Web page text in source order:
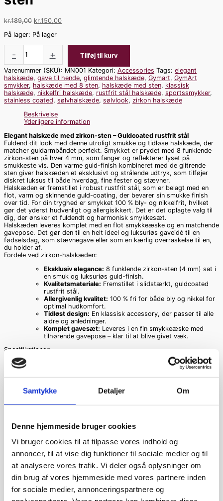
Samtykke Detaljer Om
Denne hjemmeside bruger cookies
Vi bruger cookies til at tilpasse vores indhold og
annoncer, til at vise dig funktioner til sociale medier og til
at analysere vores trafik. Vi deler også oplysninger om
din brug af vores hjemmeside med vores partnere inden
for sociale medier, annonceringspartnere og
kr.189,00 kr.150,00
På lager: På lager
- +
Tilføj til kurv
Varenummer (SKU): MN001 Kategori: Accessories Tags: elegant
halskæde, gave til hende, glimtende halskæde, Gymart, GymArt
smykker, halskæde med 8 sten, halskæde med sten, klassisk
halskæde, nikkelfri halskæde, rustfrit stål halskæde, sportssmykker,
stainless coated, sølvhalskæde, sølvlook, zirkon halskæde
Beskrivelse
Yderligere information
Elegant halskæde med zirkon-sten – Guldcoated rustfrit stål
Fuldend dit look med denne utroligt smukke og tidløse halskæde, der
matcher guldarmbåndet perfekt. Smykket er prydet med 8 funklende
zirkon-sten på hver 4 mm, som fanger og reflekterer lyset på
smukkeste vis. Den varme guld-finish kombineret med de glitrende
sten giver halskæden et eksklusivt og strålende udtryk, som tilføjer
diskret luksus til både hverdag, fine fester og stævner.
Halskæden er fremstillet i robust rustfrit stål, som er belagt med en
flot, varm og skinnende guld-coating, der bevarer sin smukke finish
over tid. For din tryghed er smykket 100 % bly- og nikkelfrit, hvilket
gør det yderst hudvenligt og allergisikkert. Det er det oplagte valg til
dig, der ønsker et fuldendt og harmonisk smykkesæt.
Halskæden leveres komplet med en flot smykkeæske og en matchende
gavepose. Det gør den til en helt ideel og luksuriøs gaveidé til en
fødselsdag, som stævnegave eller som en kærlig overraskelse til en,
du holder af.
Fordele ved zirkon-halskæden:
Eksklusiv elegance: 8 funklende zirkon-sten (4 mm) sat i
en smuk og luksuriøs guld-finish.
Kvalitetsmateriale: Fremstillet i slidstærkt, guldcoated
rustfrit stål.
Allergivenlig kvalitet: 100 % fri for både bly og nikkel for
optimal hudkomfort.
Tidløst design: En klassisk accessory, der passer til alle
aldre og anledninger.
Komplet gavesæt: Leveres i en fin smykkeæske med
tilhørende gavepose – klar til at blive givet væk.
Specifikationer:
Sten:8 stk. zirkon-sten (4 mm pr. sten)
Egenskaber:
Blyfri og nikkelfri (Allergivenlig)
Medfølgende tilbehør:Smykkeæske og gavepose
Relaterede varer
Halskæde med
håndboldmotiv
(sølvlook)